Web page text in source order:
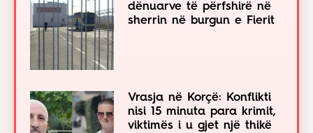
dënuarve të përfshirë në
sherrin në burgun e Fierit
Vrasja në Korçë: Konflikti
nisi 15 minuta para krimit,
viktimës i u gjet një thikë